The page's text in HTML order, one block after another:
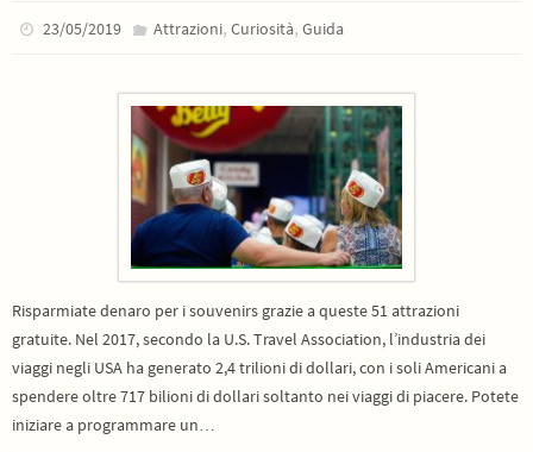
23/05/2019 Attrazioni, Curiosità, Guida
Risparmiate denaro per i souvenirs grazie a queste 51 attrazioni
gratuite. Nel 2017, secondo la U.S. Travel Association, l’industria dei
viaggi negli USA ha generato 2,4 trilioni di dollari, con i soli Americani a
spendere oltre 717 bilioni di dollari soltanto nei viaggi di piacere. Potete
iniziare a programmare un…